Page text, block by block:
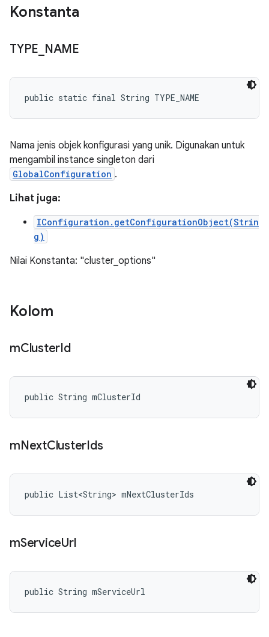
Konstanta
TYPE NAME
public static final String TYPE_NAME
Nama jenis objek konfigurasi yang unik. Digunakan untuk
mengambil instance singleton dari
GlobalConfiguration .
Lihat juga:
IConfiguration.getConfigurationObject(Strin
g)
Nilai Konstanta: "cluster_options"
Kolom
mClusterId
public String mClusterId
mNextClusterIds
public List<String> mNextClusterIds
mServiceUrl
public String mServiceUrl